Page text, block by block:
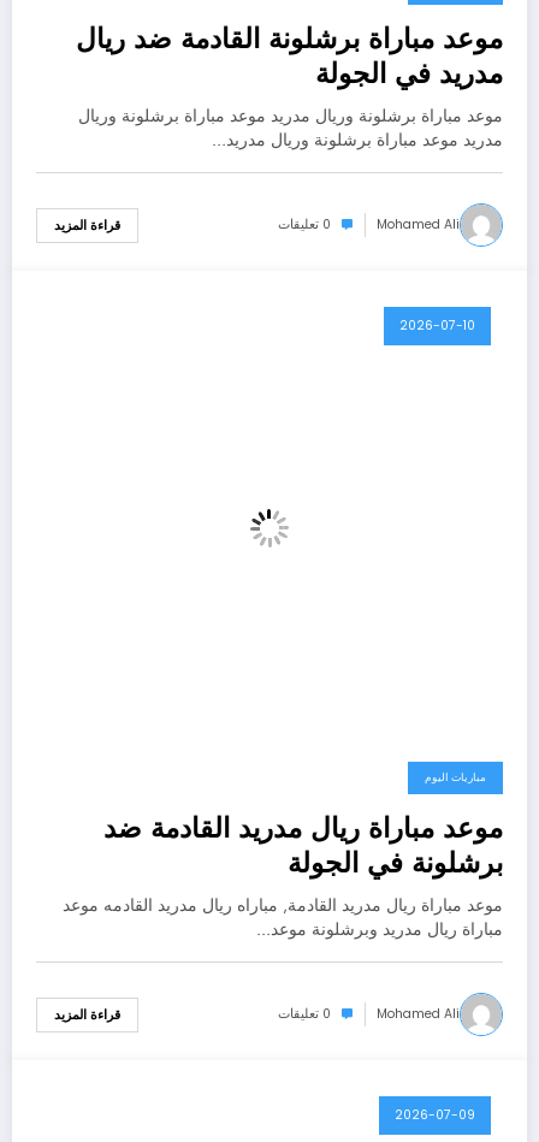
موعد مباراة برشلونة القادمة ضد ريال
مدريد في الجولة
موعد مباراة برشلونة وريال مدريد موعد مباراة برشلونة وريال
مدريد موعد مباراة برشلونة وريال مدريد…
Mohamed Ali 0 تعليقات قراءة المزيد
2026-07-10
مباريات اليوم
موعد مباراة ريال مدريد القادمة ضد
برشلونة في الجولة
موعد مباراة ريال مدريد القادمة, مباراه ريال مدريد القادمه موعد
مباراة ريال مدريد وبرشلونة موعد…
Mohamed Ali 0 تعليقات قراءة المزيد
2026-07-09